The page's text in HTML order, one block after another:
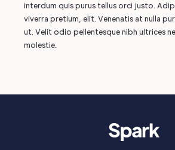
interdum quis purus tellus orci justo.
viverra pretium, elit. Venenatis at nulla
ut. Velit odio pellentesque nibh ultrices
molestie.